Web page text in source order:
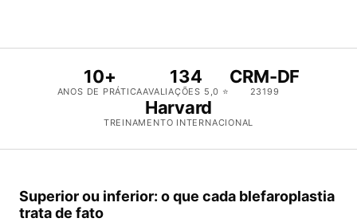
10+
ANOS DE PRÁTICA
134
AVALIAÇÕES 5,0 ⭐
CRM-DF
23199
Harvard
TREINAMENTO INTERNACIONAL
Superior ou inferior: o que cada blefaroplastia
trata de fato